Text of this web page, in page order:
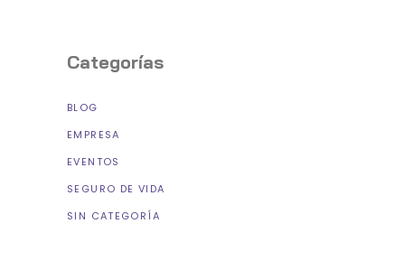
Categorías
BLOG
EMPRESA
EVENTOS
SEGURO DE VIDA
SIN CATEGORÍA